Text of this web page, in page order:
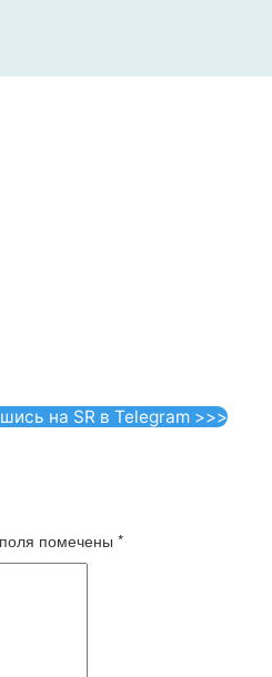
на SR в Telegram >>>
помечены *